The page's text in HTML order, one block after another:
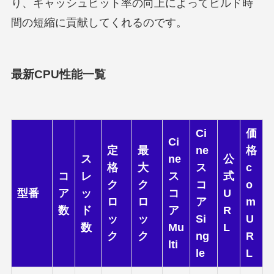
り、キャッシュヒット率の向上によってビルド時
間の短縮に貢献してくれるのです。
最新CPU性能一覧
型番
コ
ア
数
ス
レ
ッ
ド
数
定
格
ク
ロ
ッ
ク
最
大
ク
ロ
ッ
ク
Ci
ne
ス
コ
ア
Mu
lti
Ci
ne
ス
コ
ア
Si
ng
le
公
式
U
R
L
価
格
c
o
m
U
R
L